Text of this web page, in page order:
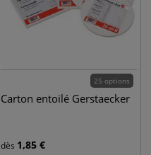
25 options
Carton entoilé Gerstaecker
dès 1,85 €